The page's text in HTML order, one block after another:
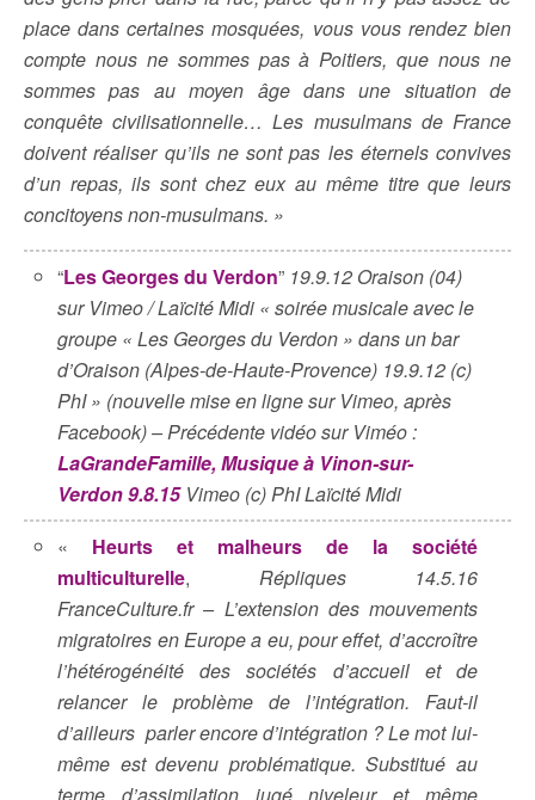
place dans certaines mosquées, vous vous rendez bien
compte nous ne sommes pas à Poitiers, que nous ne
sommes pas au moyen âge dans une situation de
conquête civilisationnelle… Les musulmans de France
doivent réaliser qu’ils ne sont pas les éternels convives
d’un repas, ils sont chez eux au même titre que leurs
concitoyens non-musulmans. »
“Les Georges du Verdon” 19.9.12 Oraison (04)
sur Vimeo / Laïcité Midi « soirée musicale avec le
groupe « Les Georges du Verdon » dans un bar
d’Oraison (Alpes-de-Haute-Provence) 19.9.12 (c)
PhI » (nouvelle mise en ligne sur Vimeo, après
Facebook) – Précédente vidéo sur Viméo :
LaGrandeFamille, Musique à Vinon-sur-
Verdon 9.8.15Vimeo (c) PhI Laïcité Midi
« Heurts et malheurs de la société
multiculturelle, Répliques 14.5.16
FranceCulture.fr – L’extension des mouvements
migratoires en Europe a eu, pour effet, d’accroître
l’hétérogénéité des sociétés d’accueil et de
relancer le problème de l’intégration. Faut-il
d’ailleurs parler encore d’intégration ? Le mot lui-
même est devenu problématique. Substitué au